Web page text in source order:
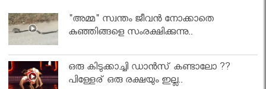
"അമ്മ" സ്വന്തം ജീവൻ നോക്കാതെ
കുഞ്ഞിങ്ങളെ സംരക്ഷിക്കുന്നു..
ഒരു കിടുക്കാച്ചി ഡാൻസ് കണ്ടാലോ ??
പിള്ളേര് ഒരു രക്ഷയും ഇല്ല..